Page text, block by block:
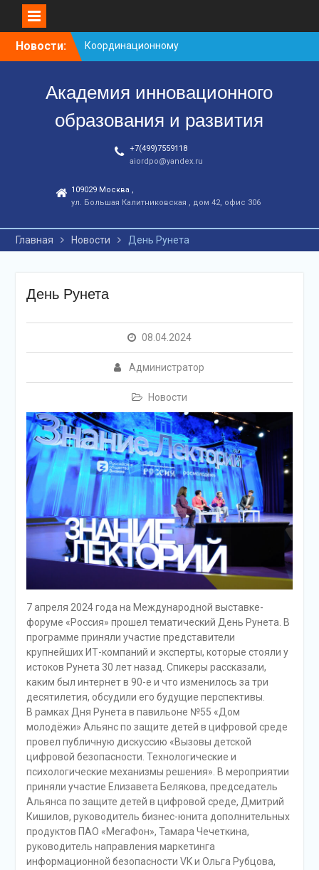
Новости:
Координационному
центру-25 лет!
группа
С юбилеем КЦ!
Академия инновационного
образования и развития
+7(499)7559118
aiordpo@yandex.ru
109029 Москва ,
ул. Большая Калитниковская , дом 42, офис 306
Главная Новости День Рунета
День Рунета
08.04.2024
Администратор
Новости
7 апреля 2024 года на Международной выставке-
форуме «Россия» прошел тематический День Рунета. В
программе приняли участие представители
крупнейших ИТ-компаний и эксперты, которые стояли у
истоков Рунета 30 лет назад. Спикеры рассказали,
каким был интернет в 90-е и что изменилось за три
десятилетия, обсудили его будущие перспективы.
В рамках Дня Рунета в павильоне №55 «Дом
молодёжи» Альянс по защите детей в цифровой среде
провел публичную дискуссию «Вызовы детской
цифровой безопасности. Технологические и
психологические механизмы решения». В мероприятии
приняли участие Елизавета Белякова, председатель
Альянса по защите детей в цифровой среде, Дмитрий
Кишилов, руководитель бизнес-юнита дополнительных
продуктов ПАО «МегаФон», Тамара Чечеткина,
руководитель направления маркетинга
информационной безопасности VK и Ольга Рубцова,